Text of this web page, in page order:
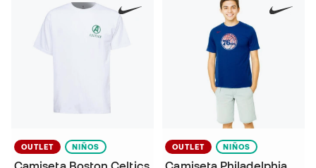
OUTLET NIÑOS OUTLET NIÑOS